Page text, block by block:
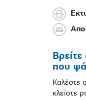
που
Καλέστε
κλείστε